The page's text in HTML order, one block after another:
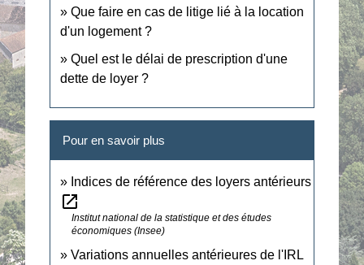
Que faire en cas de litige lié à la location
d'un logement ?
Quel est le délai de prescription d'une
dette de loyer ?
Pour en savoir plus
Indices de référence des loyers antérieurs
open_in_new
Institut national de la statistique et des études
économiques (Insee)
Variations annuelles antérieures de l'IRL